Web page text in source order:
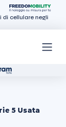
di cellulare negli
5 Usata